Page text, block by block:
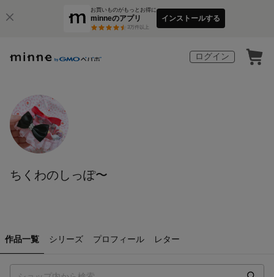
お買いものがもっとお得に
minneのアプリ
3万件以上
インストールする
ログイン
ちくわのしっぽ〜
作品一覧 シリーズ プロフィール レター